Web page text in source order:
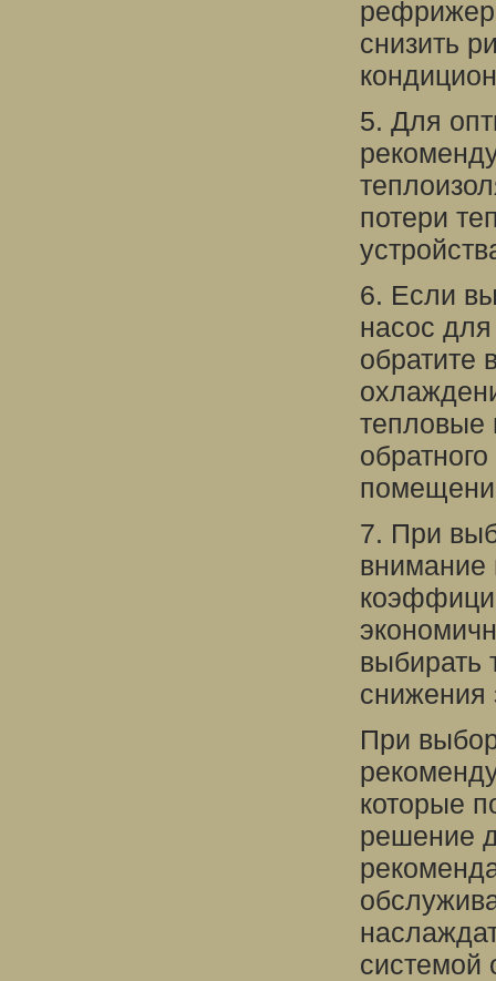
снизить
5. Для
потери
6. Если
насос
обратите
тепловые
7. При
внимание
выбирать
снижения
При
которые
решение
системой